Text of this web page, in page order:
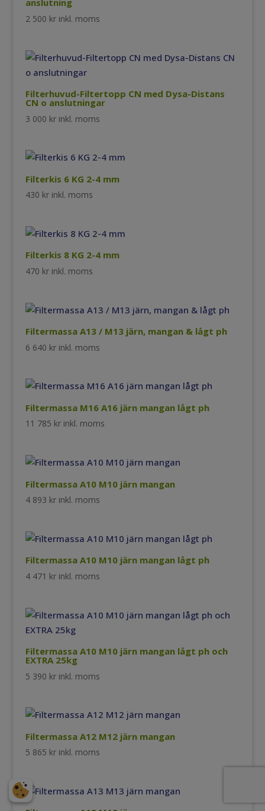
anslutning
2 500 kr inkl. moms
Filterhuvud-Filtertopp CN med Dysa-Distans
CN o anslutningar
3 000 kr inkl. moms
Filterkis 6 KG 2-4 mm
430 kr inkl. moms
Filterkis 8 KG 2-4 mm
470 kr inkl. moms
Filtermassa A13 / M13 järn, mangan & lågt ph
6 640 kr inkl. moms
Filtermassa M16 A16 järn mangan lågt ph
11 785 kr inkl. moms
Filtermassa A10 M10 järn mangan
4 893 kr inkl. moms
Filtermassa A10 M10 järn mangan lågt ph
4 471 kr inkl. moms
Filtermassa A10 M10 järn mangan lågt ph och
EXTRA 25kg
5 390 kr inkl. moms
Filtermassa A12 M12 järn mangan
5 865 kr inkl. moms